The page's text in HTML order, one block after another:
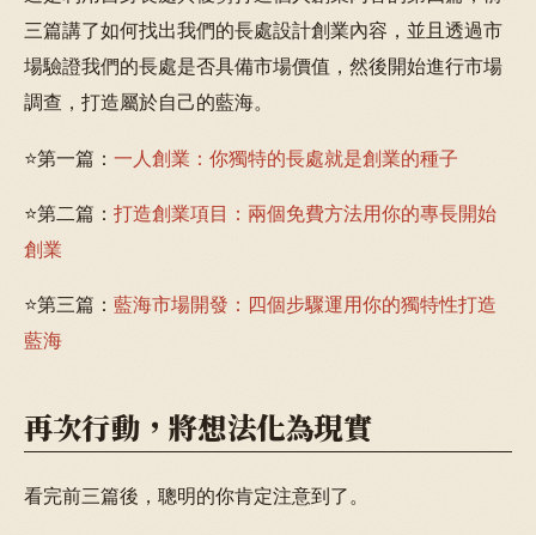
三篇講了如何找出我們的長處設計創業內容，並且透過市
場驗證我們的長處是否具備市場價值，然後開始進行市場
調查，打造屬於自己的藍海。
⭐第一篇： 一人創業：你獨特的長處就是創業的種子
⭐第二篇： 打造創業項目：兩個免費方法用你的專長開始
創業
⭐第三篇： 藍海市場開發：四個步驟運用你的獨特性打造
藍海
再次行動，將想法化為現實
看完前三篇後，聰明的你肯定注意到了。